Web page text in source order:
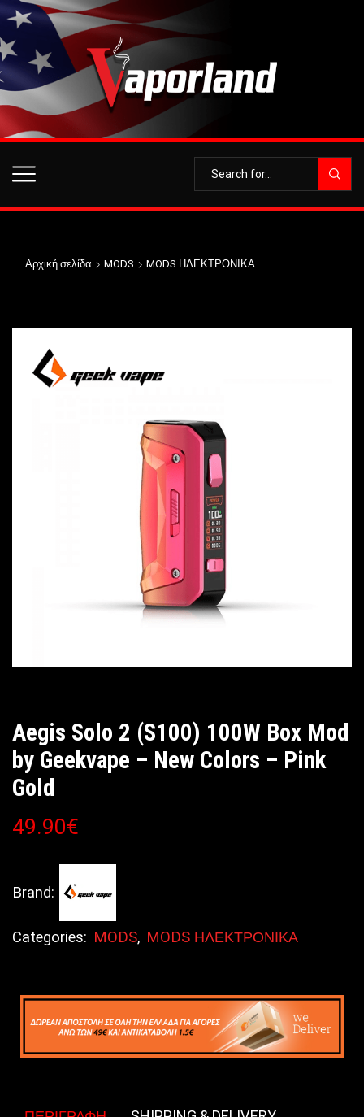
Αρχική σελίδα MODS MODS ΗΛΕΚΤΡΟΝΙΚΑ
Aegis Solo 2 (S100) 100W Box Mod
by Geekvape – New Colors – Pink
Gold
49.90€
Brand:
Categories: MODS, MODS ΗΛΕΚΤΡΟΝΙΚΑ